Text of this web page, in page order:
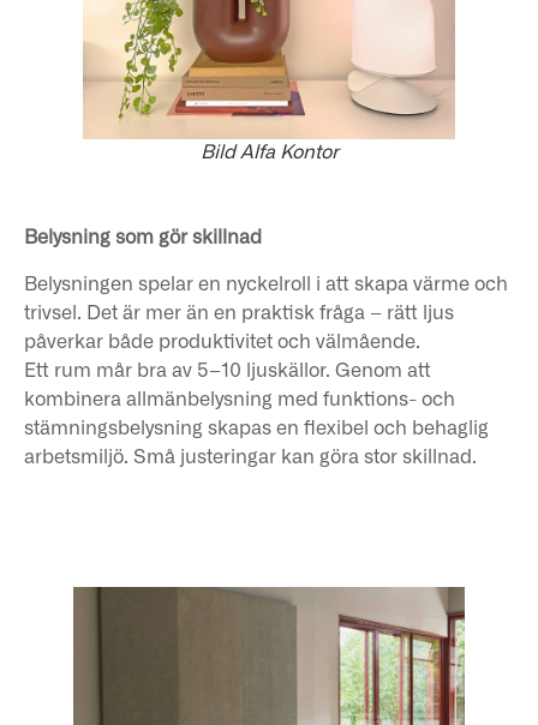
Bild Alfa Kontor
Belysning som gör skillnad
Belysningen spelar en nyckelroll i att skapa värme och
trivsel. Det är mer än en praktisk fråga – rätt ljus
påverkar både produktivitet och välmående.
Ett rum mår bra av 5–10 ljuskällor. Genom att
kombinera allmänbelysning med funktions- och
stämningsbelysning skapas en flexibel och behaglig
arbetsmiljö. Små justeringar kan göra stor skillnad.